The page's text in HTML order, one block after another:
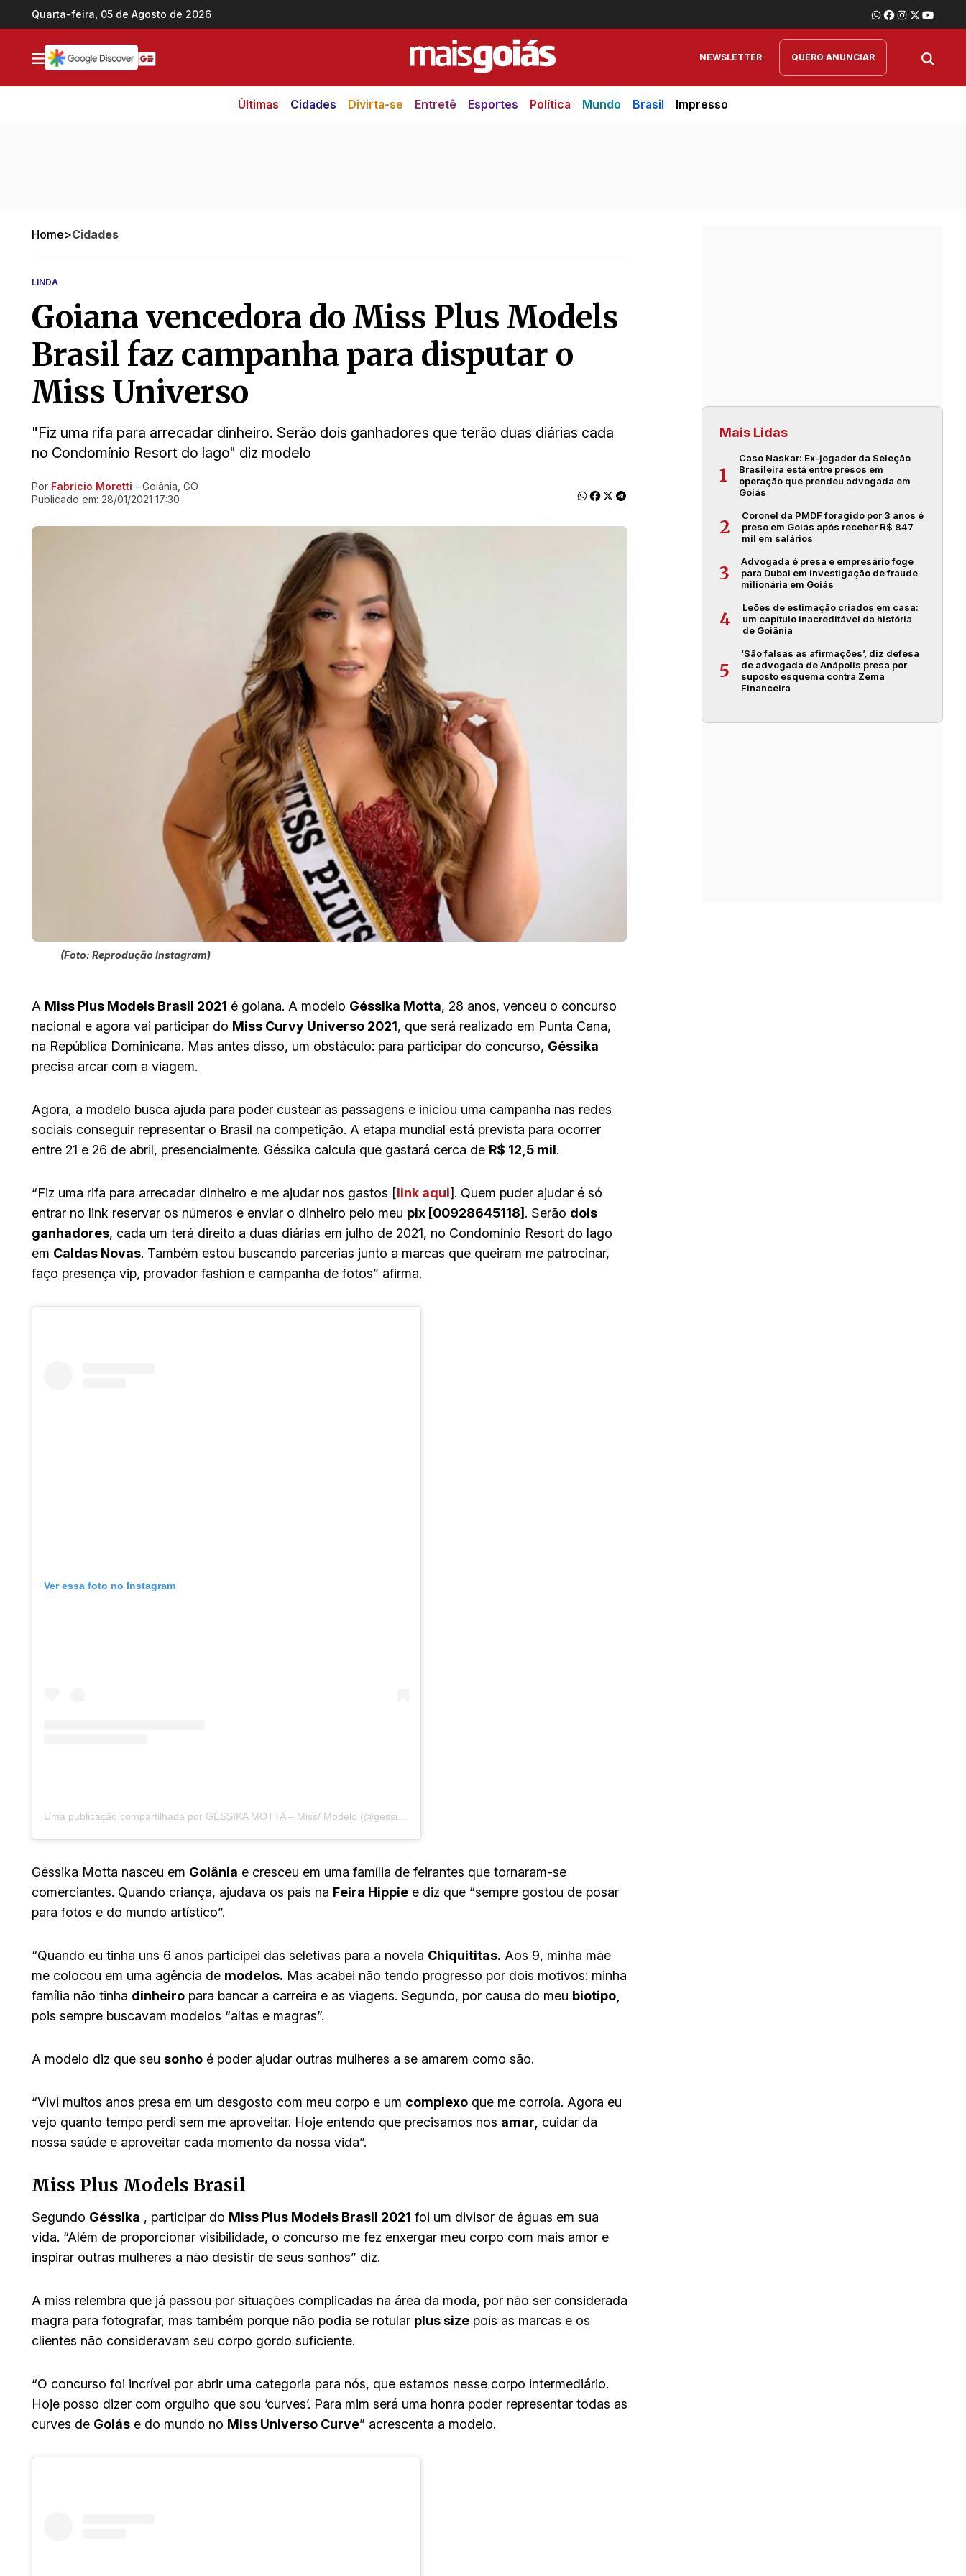
Ir direto pro conteúdo
Quarta-feira, 05 de Agosto de 2026
NEWSLETTER QUERO ANUNCIAR
Últimas Cidades Divirta-se Entretê Esportes Política Mundo Brasil Impresso
Home>Cidades
LINDA
Goiana vencedora do Miss Plus Models
Brasil faz campanha para disputar o
Miss Universo
"Fiz uma rifa para arrecadar dinheiro. Serão dois ganhadores que terão duas diárias cada
no Condomínio Resort do lago" diz modelo
Ir direto pra matéria
Por Fabricio Moretti - Goiânia, GO
Publicado em: 28/01/2021 17:30
(Foto: Reprodução Instagram)
A Miss Plus Models Brasil 2021 é goiana. A modelo Géssika Motta, 28 anos, venceu o concurso
nacional e agora vai participar do Miss Curvy Universo 2021, que será realizado em Punta Cana,
na República Dominicana. Mas antes disso, um obstáculo: para participar do concurso, Géssika
precisa arcar com a viagem.
Agora, a modelo busca ajuda para poder custear as passagens e iniciou uma campanha nas redes
sociais conseguir representar o Brasil na competição. A etapa mundial está prevista para ocorrer
entre 21 e 26 de abril, presencialmente. Géssika calcula que gastará cerca de R$ 12,5 mil.
“Fiz uma rifa para arrecadar dinheiro e me ajudar nos gastos [link aqui]. Quem puder ajudar é só
entrar no link reservar os números e enviar o dinheiro pelo meu pix [00928645118] . Serão dois
ganhadores, cada um terá direito a duas diárias em julho de 2021, no Condomínio Resort do lago
em Caldas Novas. Também estou buscando parcerias junto a marcas que queiram me patrocinar,
faço presença vip, provador fashion e campanha de fotos” afirma.
Ver essa foto no Instagram
Géssika Motta nasceu em Goiânia e cresceu em uma família de feirantes que tornaram-se
comerciantes. Quando criança, ajudava os pais na Feira Hippie e diz que “sempre gostou de posar
para fotos e do mundo artístico”.
“Quando eu tinha uns 6 anos participei das seletivas para a novela Chiquititas. Aos 9, minha mãe
me colocou em uma agência de modelos. Mas acabei não tendo progresso por dois motivos: minha
família não tinha dinheiro para bancar a carreira e as viagens. Segundo, por causa do meu biotipo,
pois sempre buscavam modelos “altas e magras”.
A modelo diz que seu sonho é poder ajudar outras mulheres a se amarem como são.
“Vivi muitos anos presa em um desgosto com meu corpo e um complexo que me corroía. Agora eu
vejo quanto tempo perdi sem me aproveitar. Hoje entendo que precisamos nos amar, cuidar da
nossa saúde e aproveitar cada momento da nossa vida”.
Miss Plus Models Brasil
Segundo Géssika , participar do Miss Plus Models Brasil 2021 foi um divisor de águas em sua
vida. “Além de proporcionar visibilidade, o concurso me fez enxergar meu corpo com mais amor e
inspirar outras mulheres a não desistir de seus sonhos” diz.
A miss relembra que já passou por situações complicadas na área da moda, por não ser considerada
magra para fotografar, mas também porque não podia se rotular plus size pois as marcas e os
clientes não consideravam seu corpo gordo suficiente.
“O concurso foi incrível por abrir uma categoria para nós, que estamos nesse corpo intermediário.
Hoje posso dizer com orgulho que sou ‘curves’. Para mim será uma honra poder representar todas as
curves de Goiás e do mundo no Miss Universo Curve” acrescenta a modelo.
Mais Lidas
1
Caso Naskar: Ex-jogador da Seleção
Brasileira está entre presos em
operação que prendeu advogada em
Goiás
2
Coronel da PMDF foragido por 3 anos é
preso em Goiás após receber R$ 847
mil em salários
3
Advogada é presa e empresário foge
para Dubai em investigação de fraude
milionária em Goiás
4
Leões de estimação criados em casa:
um capítulo inacreditável da história
de Goiânia
5
‘São falsas as afirmações’, diz defesa
de advogada de Anápolis presa por
suposto esquema contra Zema
Financeira